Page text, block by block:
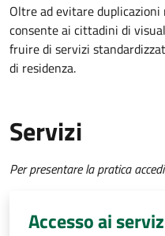
Oltre ad evitare
consente ai cittadini di
fruire di servizi
di residenza.
Servizi
Per presentare la pratica
Accesso ai